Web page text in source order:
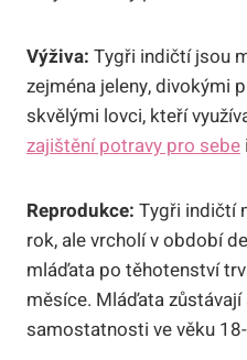
Výživa: Tygři indičtí jsou
zejména jeleny, divokými
skvělými lovci, kteří
zajištění potravy pro sebe
Reprodukce: Tygři indičtí
rok, ale vrcholí v období
mláďata po těhotenství
měsíce. Mláďata
samostatnosti ve věku